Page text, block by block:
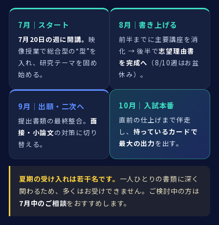
7月｜スタート
7月20日の週に開講。 映
像授業で総合型の“型”を
入れ、研究テーマを固め
始める。
8月｜書き上げる
前半までに主要講座を消
化 → 後半で志望理由書
を完成へ （8/10週はお盆
休み）。
9月｜出願・二次へ
提出書類の最終整合。 面
接・小論文の対策に切り
替える。
10月｜入試本番
直前の仕上げまで伴走
し、 持っているカードで
最大の出力を出す。
夏期の受け入れは若干名です。 一人ひとりの書類に深く
関わるため、多くはお受けできません。ご検討中の方は
7月中のご相談をおすすめします。